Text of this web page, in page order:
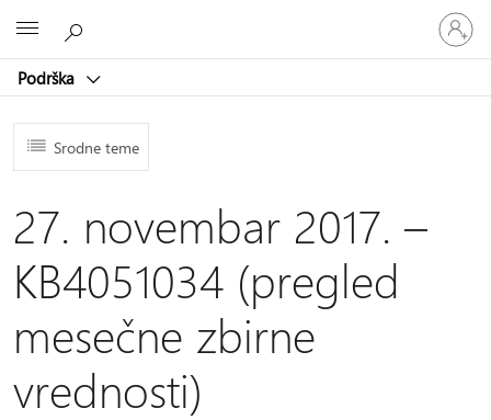
Podrška
Prijavite
se
na
Srodne teme
27. novembar 2017. –
KB4051034 (pregled
mesečne zbirne
vrednosti)